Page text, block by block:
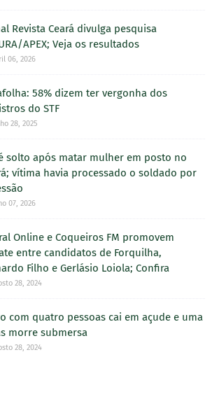
Revista Ceará divulga pesquisa
APEX; Veja os resultados
06, 2026
58% dizem ter vergonha dos
do STF
28, 2025
solto após matar mulher em posto no
vítima havia processado o soldado por
07, 2026
Online e Coqueiros FM promovem
entre candidatos de Forquilha,
Filho e Gerlásio Loiola; Confira
28, 2024
com quatro pessoas cai em açude e uma
morre submersa
28, 2024